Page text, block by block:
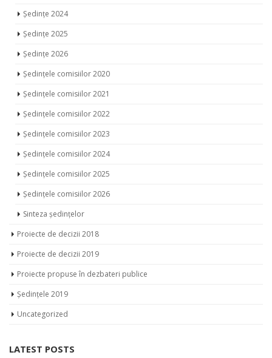
Ședințe 2024
Ședințe 2025
Ședințe 2026
Ședințele comisiilor 2020
Ședințele comisiilor 2021
Ședințele comisiilor 2022
Ședințele comisiilor 2023
Ședințele comisiilor 2024
Ședințele comisiilor 2025
Ședințele comisiilor 2026
Sinteza ședințelor
Proiecte de decizii 2018
Proiecte de decizii 2019
Proiecte propuse în dezbateri publice
Ședințele 2019
Uncategorized
LATEST POSTS